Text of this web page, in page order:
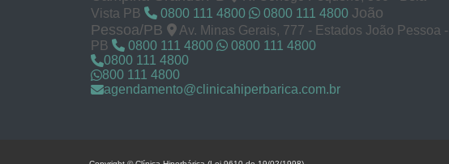
Vista PB
0800 111 4800 0800 111 4800 João
Pessoa/PB
Av. Minas Gerais, 777 - Estados João Pessoa -
PB
0800 111 4800
0800 111 4800
0800 111 4800
800 111 4800
agendamento@clinicahiperbarica.com.br